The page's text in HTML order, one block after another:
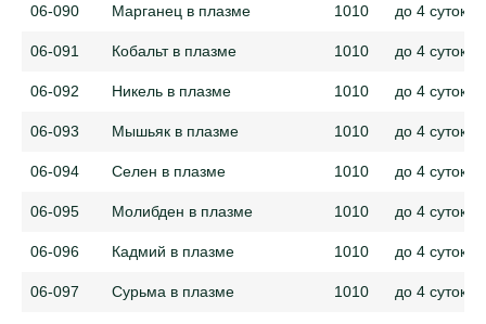
06-090 Марганец в плазме 1010 до 4 суток
06-091 Кобальт в плазме 1010 до 4 суток
06-092 Никель в плазме 1010 до 4 суток
06-093 Мышьяк в плазме 1010 до 4 суток
06-094 Селен в плазме 1010 до 4 суток
06-095 Молибден в плазме 1010 до 4 суток
06-096 Кадмий в плазме 1010 до 4 суток
06-097 Сурьма в плазме 1010 до 4 суток